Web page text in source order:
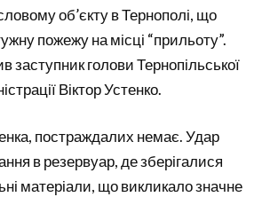
об’єкту в Тернополі, що
пожежу на місці “прильоту”.
заступник голови Тернопільської
Віктор Устенко.
постраждалих немає. Удар
в резервуар, де зберігалися
матеріали, що викликало значне